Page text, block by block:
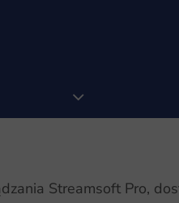
Streamsoft Pro,